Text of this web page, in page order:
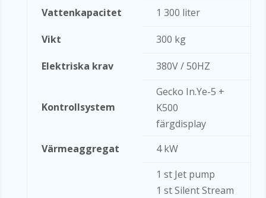
Vattenkapacitet
1 300 liter
Vikt 300 kg
Elektriska krav 380V / 50HZ
Kontrollsystem
Gecko In.Ye-5 +
K500
färgdisplay
Värmeaggregat
4 kW
1 st Jet pump
1 st Silent Stream